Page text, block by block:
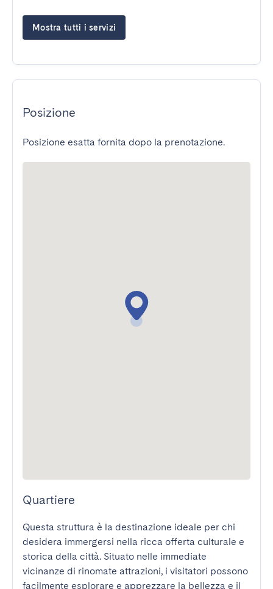
Mostra tutti i servizi
Posizione
Posizione esatta fornita dopo la prenotazione.
Quartiere
Questa struttura è la destinazione ideale per chi
desidera immergersi nella ricca offerta culturale e
storica della città. Situato nelle immediate
vicinanze di rinomate attrazioni, i visitatori possono
facilmente esplorare e apprezzare la bellezza e il